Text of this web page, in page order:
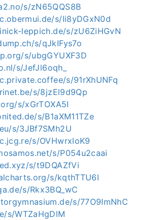
s/zN65QQS8B
s/Ii8yDGxN0d
leppich.de/s/zU6ZiHGvN
s/qJkIFys7o
s/ubgGYUXF3D
s/JefJl6oqh_
s/91rXhUNFq
s/8jzEl9d9Qp
s/xGrTOXA5I
s/B1aXM11TZe
s/3JBf7SMh2U
s/OVHwrxloK9
s/P054u2caai
s/t9DQAZfVi
s/kqthTTU6l
s/Rkx3BQ_wC
s/77O9ImNhC
s/WTZaHgDlM